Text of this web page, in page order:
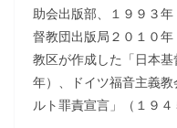
助会出版部、１９９３
督教団出版局２０１０
教区が作成した「日本
年）、ドイツ福音主義
ルト罪責宣言」（１９４